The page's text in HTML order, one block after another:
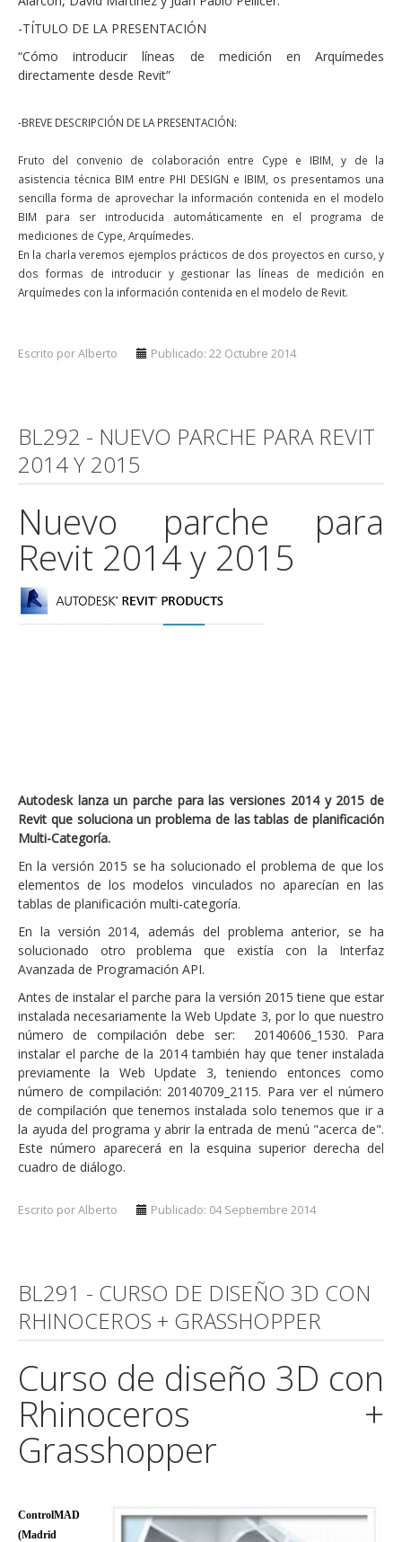
-TÍTULO DE LA PRESENTACIÓN
“Cómo introducir líneas de medición en Arquímedes
directamente desde Revit”
-BREVE DESCRIPCIÓN DE LA PRESENTACIÓN:
Fruto del convenio de colaboración entre Cype e IBIM, y de la
asistencia técnica BIM entre PHI DESIGN e IBIM, os presentamos una
sencilla forma de aprovechar la información contenida en el modelo
BIM para ser introducida automáticamente en el programa de
mediciones de Cype, Arquímedes.
En la charla veremos ejemplos prácticos de dos proyectos en curso, y
dos formas de introducir y gestionar las líneas de medición en
Arquímedes con la información contenida en el modelo de Revit.
Escrito por Alberto Publicado: 22 Octubre 2014
BL292 - NUEVO PARCHE PARA REVIT
2014 Y 2015
Nuevo parche para
Revit 2014 y 2015
Autodesk lanza un parche para las versiones 2014 y 2015 de
Revit que soluciona un problema de las tablas de planificación
Multi-Categoría.
En la versión 2015 se ha solucionado el problema de que los
elementos de los modelos vinculados no aparecían en las
tablas de planificación multi-categoría.
En la versión 2014, además del problema anterior, se ha
solucionado otro problema que existía con la Interfaz
Avanzada de Programación API.
Antes de instalar el parche para la versión 2015 tiene que estar
instalada necesariamente la Web Update 3, por lo que nuestro
número de compilación debe ser: 20140606_1530. Para
instalar el parche de la 2014 también hay que tener instalada
previamente la Web Update 3, teniendo entonces como
número de compilación: 20140709_2115. Para ver el número
de compilación que tenemos instalada solo tenemos que ir a
la ayuda del programa y abrir la entrada de menú "acerca de".
Este número aparecerá en la esquina superior derecha del
cuadro de diálogo.
Escrito por Alberto Publicado: 04 Septiembre 2014
BL291 - CURSO DE DISEÑO 3D CON
RHINOCEROS + GRASSHOPPER
Curso de diseño 3D con
Rhinoceros +
Grasshopper
ControlMAD
(Madrid